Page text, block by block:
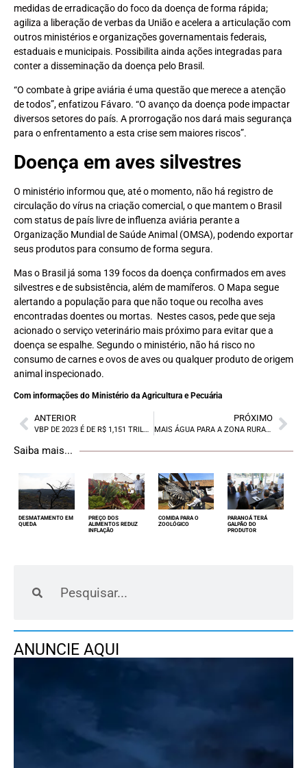
medidas de erradicação do foco da doença de forma rápida;
agiliza a liberação de verbas da União e acelera a articulação com
outros ministérios e organizações governamentais federais,
estaduais e municipais. Possibilita ainda ações integradas para
conter a disseminação da doença pelo Brasil.
“O combate à gripe aviária é uma questão que merece a atenção
de todos”, enfatizou Fávaro. “O avanço da doença pode impactar
diversos setores do país. A prorrogação nos dará mais segurança
para o enfrentamento a esta crise sem maiores riscos”.
Doença em aves silvestres
O ministério informou que, até o momento, não há registro de
circulação do vírus na criação comercial, o que mantem o Brasil
com status de país livre de influenza aviária perante a
Organização Mundial de Saúde Animal (OMSA), podendo exportar
seus produtos para consumo de forma segura.
Mas o Brasil já soma 139 focos da doença confirmados em aves
silvestres e de subsistência, além de mamíferos. O Mapa segue
alertando a população para que não toque ou recolha aves
encontradas doentes ou mortas. Nestes casos, pede que seja
acionado o serviço veterinário mais próximo para evitar que a
doença se espalhe. Segundo o ministério, não há risco no
consumo de carnes e ovos de aves ou qualquer produto de origem
animal inspecionado.
Com informações do Ministério da Agricultura e Pecuária
ANTERIOR
VBP DE 2023 É DE R$ 1,151 TRILHÃO
PRÓXIMO
MAIS ÁGUA PARA A ZONA RURAL DO DF
Saiba mais...
DESMATAMENTO EM
QUEDA
PREÇO DOS
ALIMENTOS REDUZ
INFLAÇÃO
COMIDA PARA O
ZOOLÓGICO
PARANOÁ TERÁ
GALPÃO DO
PRODUTOR
ANUNCIE AQUI